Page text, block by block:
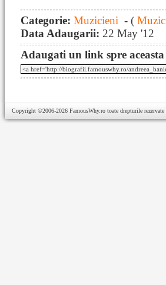
Categorie: Muzicieni - (
Data Adaugarii: 22 May '12
Adaugati un link spre
Copyright ©2006-2026 FamousWhy.ro toate drepturile rezervate